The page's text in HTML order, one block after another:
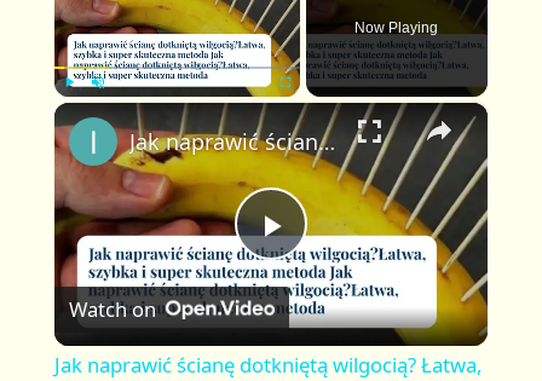
l
m
t
e
u
l
c
e
Now Playing
×
P
l
Jak naprawić ścianę dotkniętą wilgocią? Łatwa, szybka i super skuteczna metoda
Watch on
Jak naprawić ścianę dotkniętą wilgocią? Łatwa,